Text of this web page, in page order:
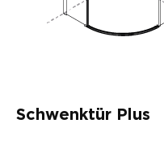
Schwenktür Plus